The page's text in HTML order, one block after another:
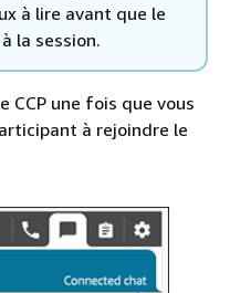
à lire avant que le
la session.
CCP une fois que vous
à rejoindre le